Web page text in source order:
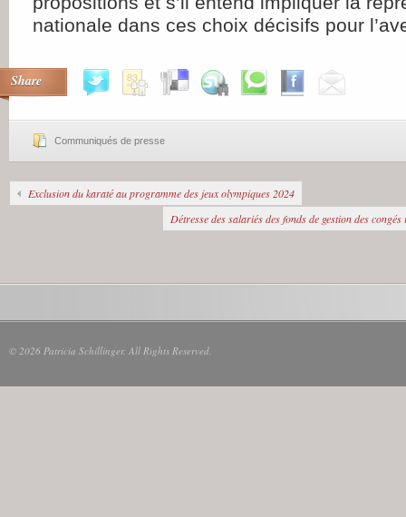
nationale dans ces choix décisifs pour
Share
Communiqués de presse
Exclusion du karaté au programme des jeux olympiques 2024
Détresse des salariés des fonds de gestion des
© 2026 Patricia Schillinger. All Rights Reserved.